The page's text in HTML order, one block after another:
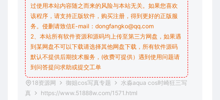
过使用本站内容随之而来的风险与本站无关。如果您喜欢
该程序，请支持正版软件，购买注册，得到更好的正版服
务。侵删请致信E-mail：dongfangko@qq.com
2、本站所有软件资源和源码均上传至第三方网盘，如果遇
到某网盘不可以下载请选择其他网盘下载，所有软件源码
默认不提供后期技术服务，(收费可提供）遇到使用问题请
到问答提问求助或提交工单
18资源网 御姐cos写真专题
水淼aqua cos时崎狂三写
真
https://www.51888w.com/1571.html